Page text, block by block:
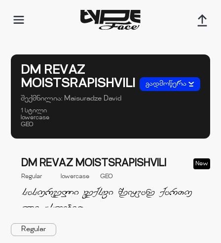
DM REVAZ
MOISTSRAPISHVILI
გადმოწერა
შექმნილია: Maisuradze David
1 სტილი
lowercase
GEO
DM REVAZ MOISTSRAPISHVILI New
Regular lowercase GEO
Regular